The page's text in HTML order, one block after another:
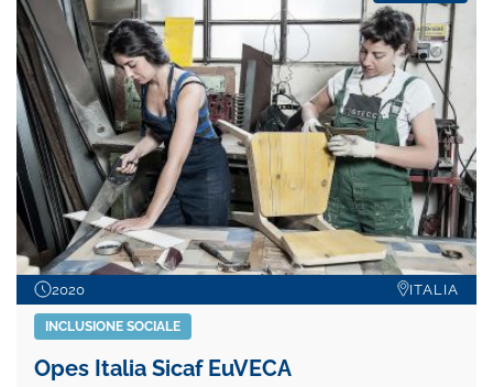
2020 ITALIA
INCLUSIONE SOCIALE
Opes Italia Sicaf EuVECA